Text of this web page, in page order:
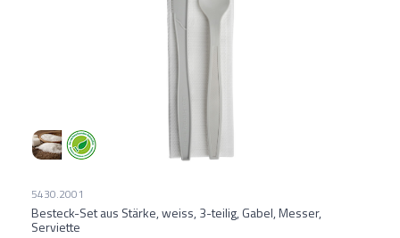
5430.2001
Besteck-Set aus Stärke, weiss, 3-teilig, Gabel, Messer,
Serviette